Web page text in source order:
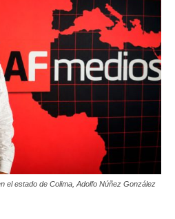
el estado de Colima, Adolfo Núñez González